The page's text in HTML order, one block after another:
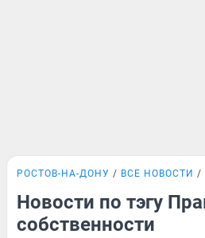
РОСТОВ-НА-ДОНУ ВСЕ НОВОСТИ
Новости по тэгу
собственности